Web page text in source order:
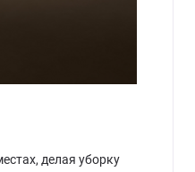
делая уборку